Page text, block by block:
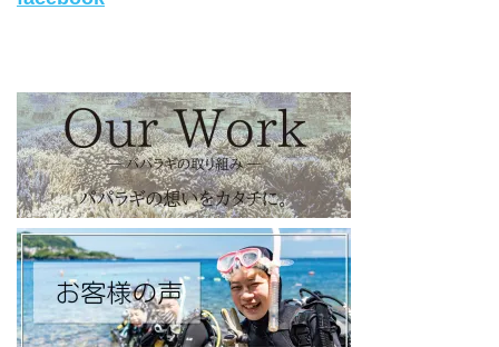
日々の活動状況や報告はXで公開中！
https://x.com/papalagidivers?s=20
【パパラギダイビングスクール Blog
】
お得なイベント告知やツアー情報を知りたい方へ
https://papalagi-blog.com/
◆YouTubeチャンネル登録はコチラから
https://www.youtube.com/channel/UCYG3vspMIHdLQaKA7XNIjD
◆各地の水中世界を紹介するチャンネル、その名も「水中世界」
（サブチャンネル）